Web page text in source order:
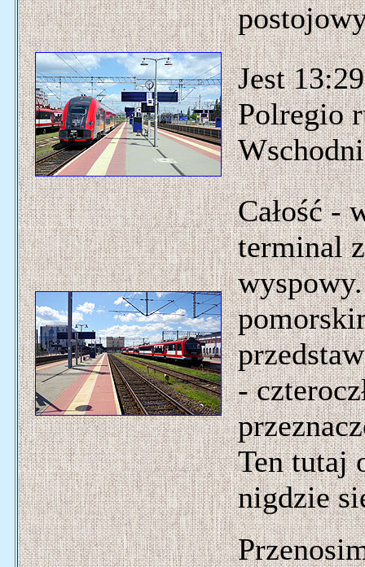
Jest
Polregio
Całość -
terminal
-
Ten tutaj
nigdzie